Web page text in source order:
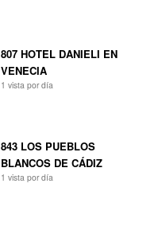
807 HOTEL DANIELI EN
VENECIA
1 vista por día
843 LOS PUEBLOS
BLANCOS DE CÁDIZ
1 vista por día